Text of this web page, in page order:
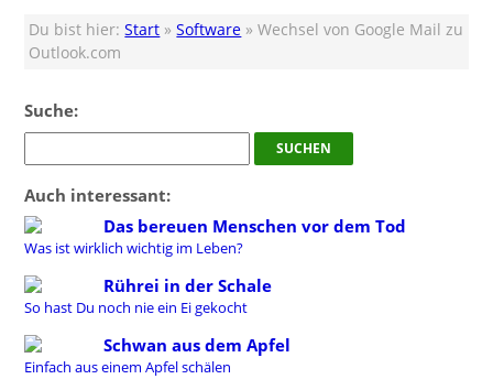
Du bist hier:Start »Software » Wechsel von Google Mail zu
Outlook.com
Suche:
Auch interessant:
Das bereuen Menschen vor dem Tod
Was ist wirklich wichtig im Leben?
Rührei in der Schale
So hast Du noch nie ein Ei gekocht
Schwan aus dem Apfel
Einfach aus einem Apfel schälen